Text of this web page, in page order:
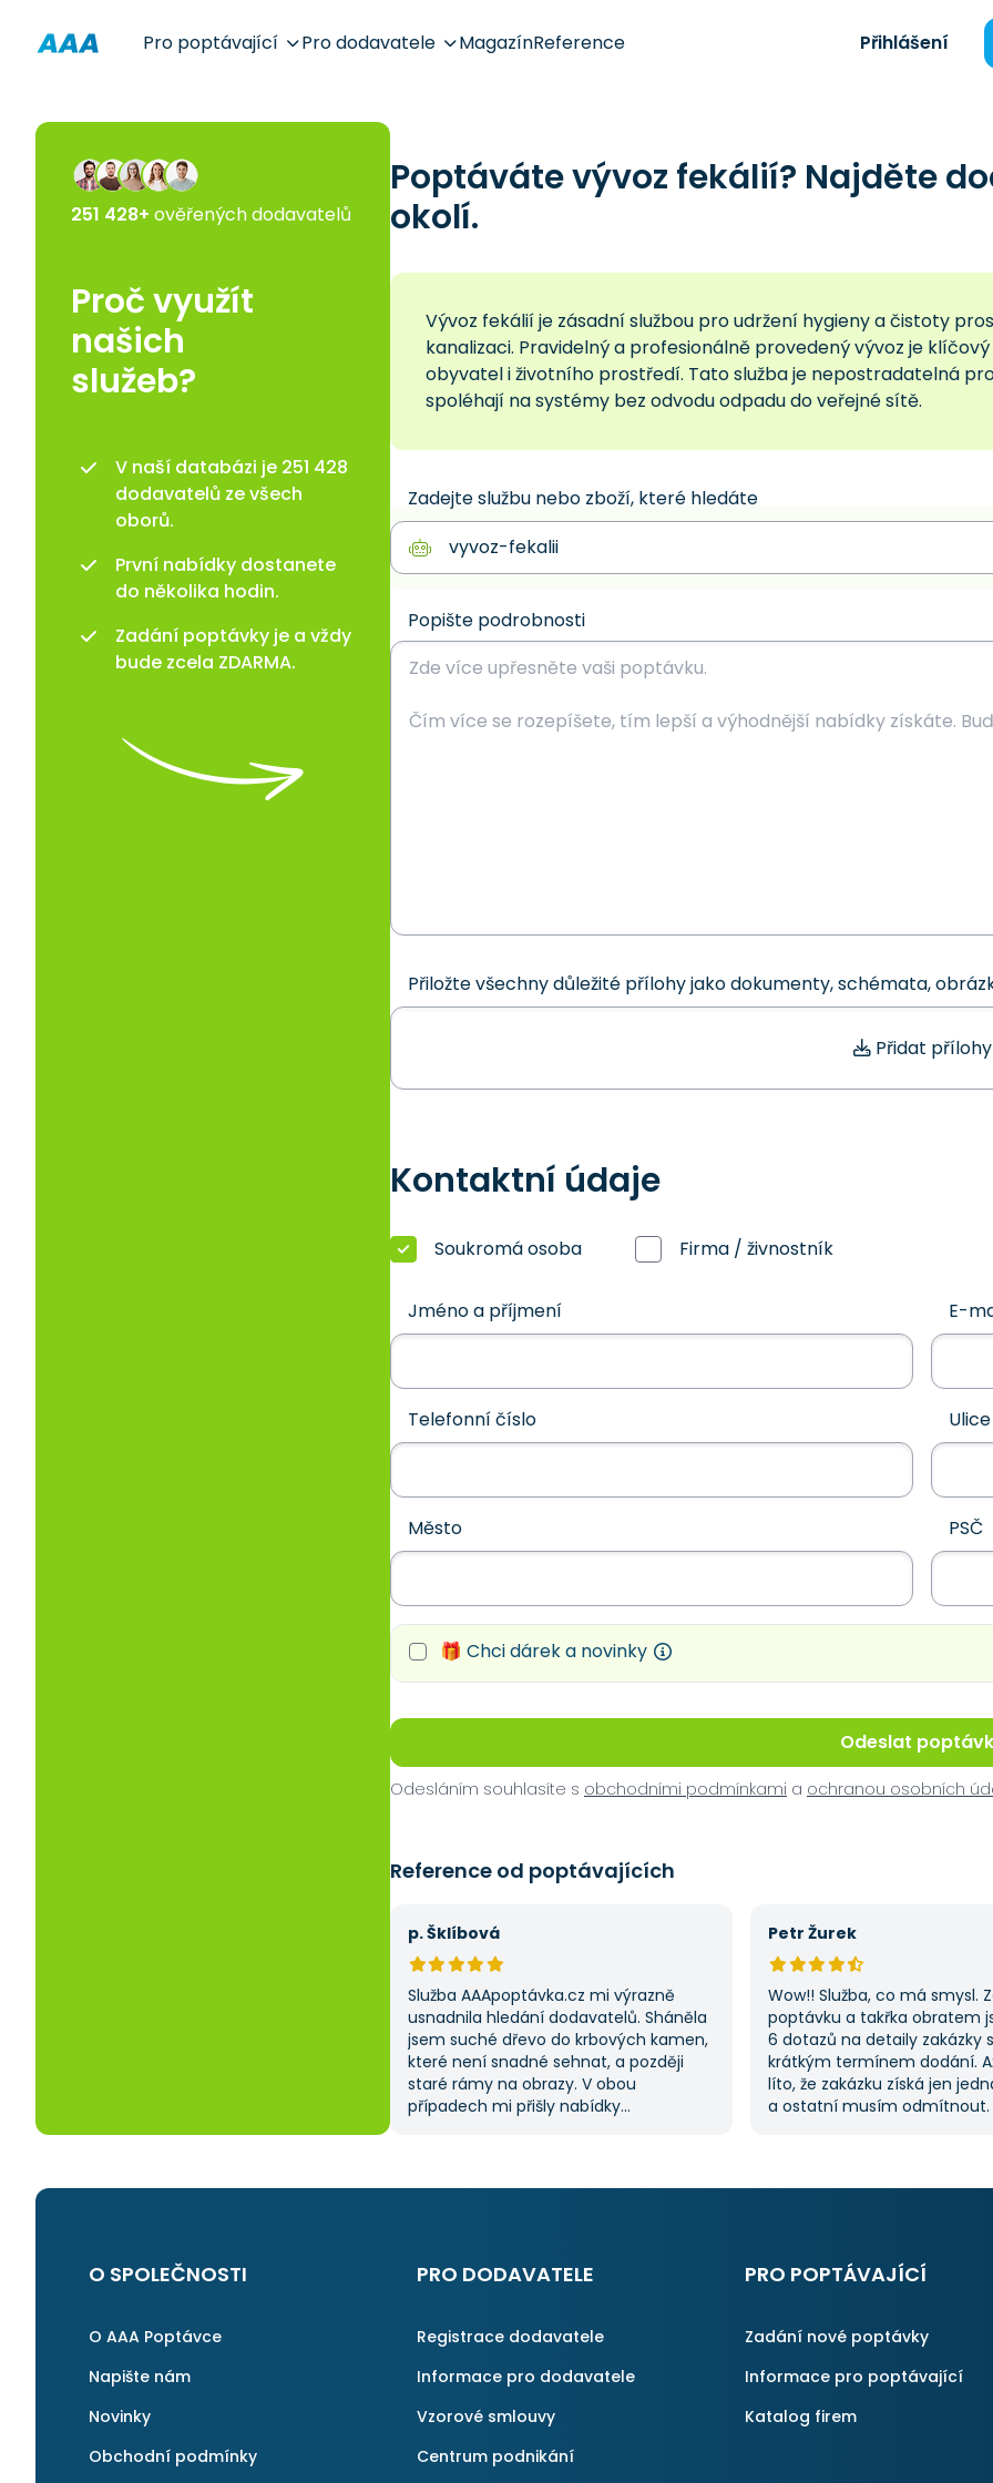
Pro poptávající Pro dodavatele MagazínReference Přihlášení
Poptáváte vývoz fekálií? Najděte
okolí.
Vývoz fekálií je zásadní službou pro udržení hygieny a čistoty
kanalizaci. Pravidelný a profesionálně provedený vývoz je
obyvatel i životního prostředí. Tato služba je nepostradatelná
spoléhají na systémy bez odvodu odpadu do veřejné sítě.
Zadejte službu nebo zboží, které hledáte
Popište podrobnosti
Přiložte všechny důležité přílohy jako dokumenty, schémata,
Přidat přílohy
Kontaktní údaje
Soukromá osoba Firma / živnostník
Jméno a příjmení E-
Telefonní číslo Ulice
Město PSČ
🎁 Chci dárek a novinky
Odeslat
Odesláním souhlasíte s obchodními podmínkami a ochranou osobních
Reference od poptávajících
p. Šklíbová
Služba AAApoptávka.cz mi výrazně
usnadnila hledání dodavatelů. Sháněla
jsem suché dřevo do krbových kamen,
které není snadné sehnat, a později
staré rámy na obrazy. V obou
případech mi přišly nabídky
na ni ráda obrátím, když něco potřebuji.
Petr Žurek
Wow!! Služba, co má smysl.
poptávku a takřka obratem
6 dotazů na detaily zakázky
krátkým termínem dodání.
líto, že zakázku získá jen
a ostatní musím odmítnout.
začněte tady :-)
251 428+ ověřených dodavatelů
Proč využít
našich
služeb?
V naší databázi je 251 428
dodavatelů ze všech
oborů.
První nabídky dostanete
do několika hodin.
Zadání poptávky je a vždy
bude zcela ZDARMA.
O SPOLEČNOSTI
O AAA Poptávce
Napište nám
Novinky
Obchodní podmínky
PRO DODAVATELE
Registrace dodavatele
Informace pro dodavatele
Vzorové smlouvy
Centrum podnikání
PRO POPTÁVAJÍCÍ
Zadání nové poptávky
Informace pro poptávající
Katalog firem